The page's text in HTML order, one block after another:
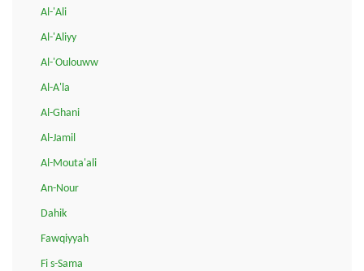
Al-'Ali
Al-'Aliyy
Al-'Oulouww
Al-A'la
Al-Ghani
Al-Jamil
Al-Mouta'ali
An-Nour
Dahik
Fawqiyyah
Fi s-Sama